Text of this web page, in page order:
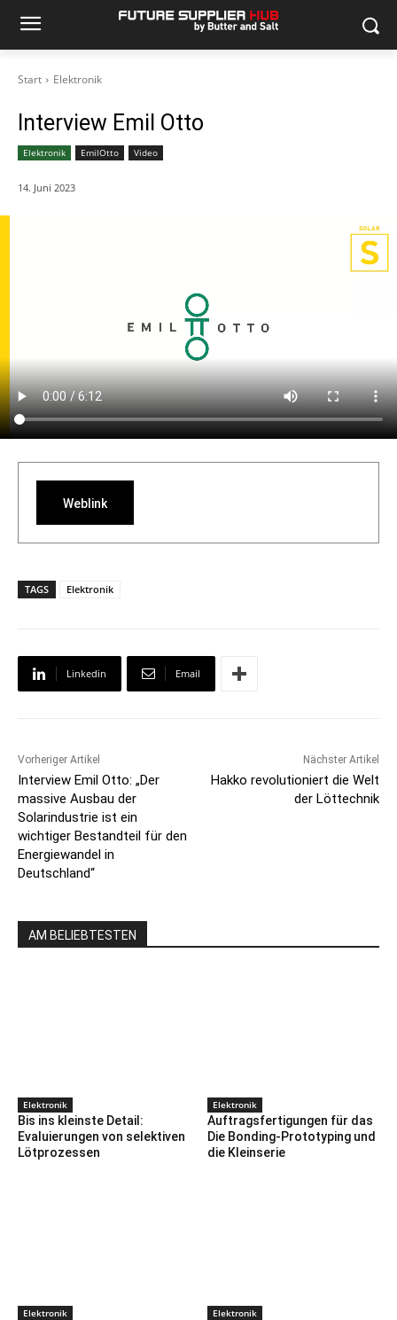
Start Elektronik
Interview Emil Otto
Elektronik EmilOtto Video
14. Juni 2023
Weblink
TAGS Elektronik
Linkedin Email
Vorheriger Artikel
Interview Emil Otto: „Der
massive Ausbau der
Solarindustrie ist ein
wichtiger Bestandteil für den
Energiewandel in
Deutschland“
Nächster Artikel
Hakko revolutioniert die Welt
der Löttechnik
AM BELIEBTESTEN
Elektronik
Bis ins kleinste Detail:
Evaluierungen von selektiven
Lötprozessen
Elektronik
Auftragsfertigungen für das
Die Bonding-Prototyping und
die Kleinserie
Elektronik Elektronik